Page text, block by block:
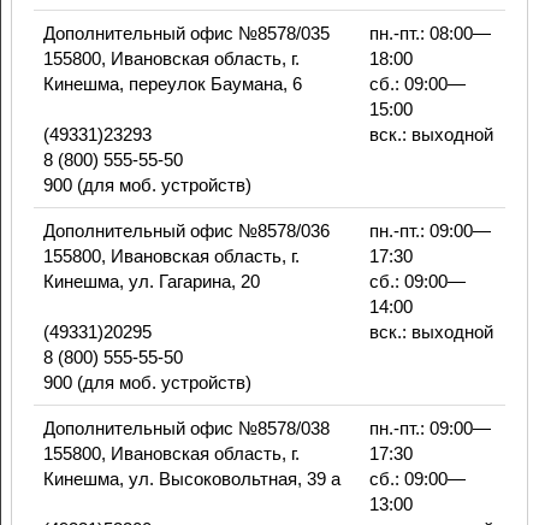
Дополнительный офис №8578/035
155800, Ивановская область, г.
Кинешма, переулок Баумана, 6
(49331)23293
8 (800) 555-55-50
900 (для моб. устройств)
пн.-пт.: 08:00—
18:00
сб.: 09:00—
15:00
вск.: выходной
Дополнительный офис №8578/036
155800, Ивановская область, г.
Кинешма, ул. Гагарина, 20
(49331)20295
8 (800) 555-55-50
900 (для моб. устройств)
пн.-пт.: 09:00—
17:30
сб.: 09:00—
14:00
вск.: выходной
Дополнительный офис №8578/038
155800, Ивановская область, г.
Кинешма, ул. Высоковольтная, 39 а
пн.-пт.: 09:00—
17:30
сб.: 09:00—
13:00